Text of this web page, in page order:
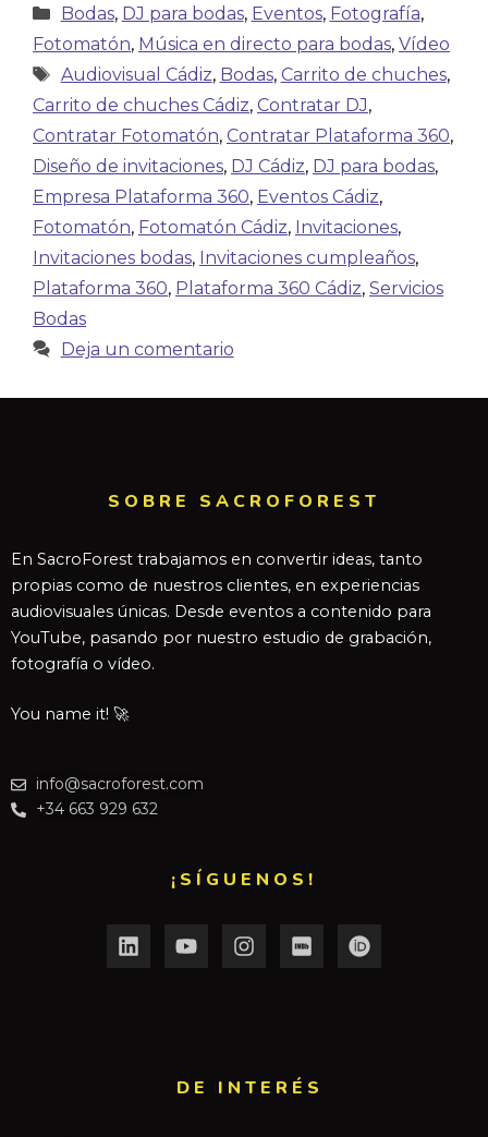
Bodas, DJ para bodas, Eventos, Fotografía,
Fotomatón, Música en directo para bodas, Vídeo
Audiovisual Cádiz, Bodas, Carrito de chuches,
Carrito de chuches Cádiz, Contratar DJ,
Contratar Fotomatón, Contratar Plataforma 360,
Diseño de invitaciones, DJ Cádiz, DJ para bodas,
Empresa Plataforma 360, Eventos Cádiz,
Fotomatón, Fotomatón Cádiz, Invitaciones,
Invitaciones bodas, Invitaciones cumpleaños,
Plataforma 360, Plataforma 360 Cádiz, Servicios
Bodas
Deja un comentario
SOBRE SACROFOREST
En SacroForest trabajamos en convertir ideas, tanto
propias como de nuestros clientes, en experiencias
audiovisuales únicas. Desde eventos a contenido para
YouTube, pasando por nuestro estudio de grabación,
fotografía o vídeo.
You name it! 🚀
info@sacroforest.com
+34 663 929 632
¡SÍGUENOS!
DE INTERÉS​